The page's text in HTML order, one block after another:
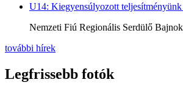
U14: Kiegyensúlyozott
Nemzeti Fiú Regionális Serdülő
további hírek
Legfrissebb fotók